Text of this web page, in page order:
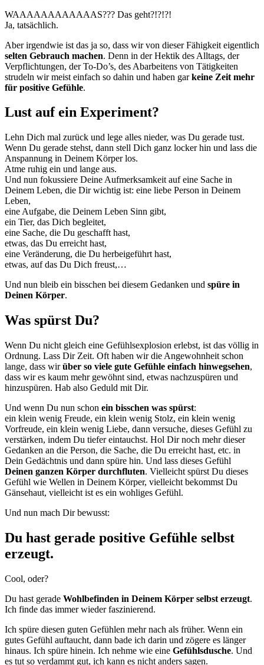
WAAAAAAAAAAAAS??? Das geht?!?!?!
Ja, tatsächlich.
Aber irgendwie ist das ja so, dass wir von dieser Fähigkeit eigentlich
selten Gebrauch machen. Denn in der Hektik des Alltags, der
Verpflichtungen, der To-Do’s, des Abarbeitens von Tätigkeiten
strudeln wir meist einfach so dahin und haben garkeine Zeit mehr
für positive Gefühle.
Lust auf ein Experiment?
Lehn Dich mal zurück und lege alles nieder, was Du gerade tust.
Wenn Du gerade stehst, dann stell Dich ganz locker hin und lass die
Anspannung in Deinem Körper los.
Atme ruhig ein und lange aus.
Und nun fokussiere Deine Aufmerksamkeit auf eine Sache in
Deinem Leben, die Dir wichtig ist: eine liebe Person in Deinem
Leben,
eine Aufgabe, die Deinem Leben Sinn gibt,
ein Tier, das Dich begleitet,
eine Sache, die Du geschafft hast,
etwas, das Du erreicht hast,
eine Veränderung, die Du herbeigeführt hast,
etwas, auf das Du Dich freust,…
Und nun bleib ein bisschen bei diesem Gedanken und spüre in
Deinen Körper.
Was spürst Du?
Wenn Du nicht gleich eine Gefühlsexplosion erlebst, ist das völlig in
Ordnung. Lass Dir Zeit. Oft haben wir die Angewohnheit schon
lange, dass wirüber so viele gute Gefühle einfach hinwegsehen,
dass wir es kaum mehr gewöhnt sind, etwas nachzuspüren und
hinzuspüren. Hab also Geduld mit Dir.
Und wenn Du nun schon ein bisschen was spürst:
ein klein wenig Freude, ein klein wenig Stolz, ein klein wenig
Vorfreude, ein klein wenig Liebe, dann versuche, dieses Gefühl zu
verstärken, indem Du tiefer eintauchst. Hol Dir noch mehr dieser
Gedanken an die Person, die Sache, die Du erreicht hast, etc. in
Dein Gedächtnis und dann spüre hin. Und lass dieses Gefühl
Deinen ganzen Körper durchfluten. Vielleicht spürst Du dieses
Gefühl wie Wellen in Deinem Körper, vielleicht bekommst Du
Gänsehaut, vielleicht ist es ein wohliges Gefühl.
Und nun mach Dir bewusst:
Du hast gerade positive Gefühle selbst
erzeugt.
Cool, oder?
Du hast gerade Wohlbefinden in Deinem Körper selbst erzeugt.
Ich finde das immer wieder faszinierend.
Ich spüre diesen guten Gefühlen mehr nach als früher. Wenn ein
gutes Gefühl auftaucht, dann bade ich darin und zögere es länger
hinaus. Ich spüre hinein. Ich nehme wie eine Gefühlsdusche. Und
es tut so verdammt gut, ich kann es nicht anders sagen.